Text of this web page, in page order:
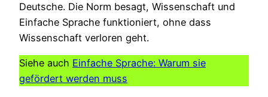
Deutsche. Die Norm besagt, Wissenschaft und
Einfache Sprache funktioniert, ohne dass
Wissenschaft verloren geht.
Siehe auch Einfache Sprache: Warum sie
gefördert werden muss